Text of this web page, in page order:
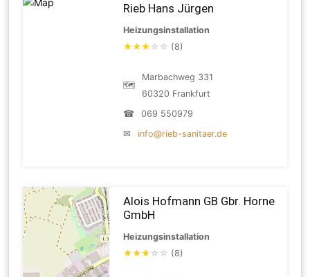
Rieb Hans Jürgen
Heizungsinstallation
★★★ ☆ ☆ (8)
🗺
Marbachweg 331
60320 Frankfurt
☎
069 550979
✉
info@rieb-sanitaer.de
Alois Hofmann GB Gbr. Horne
GmbH
Heizungsinstallation
★★★ ☆ ☆ (8)